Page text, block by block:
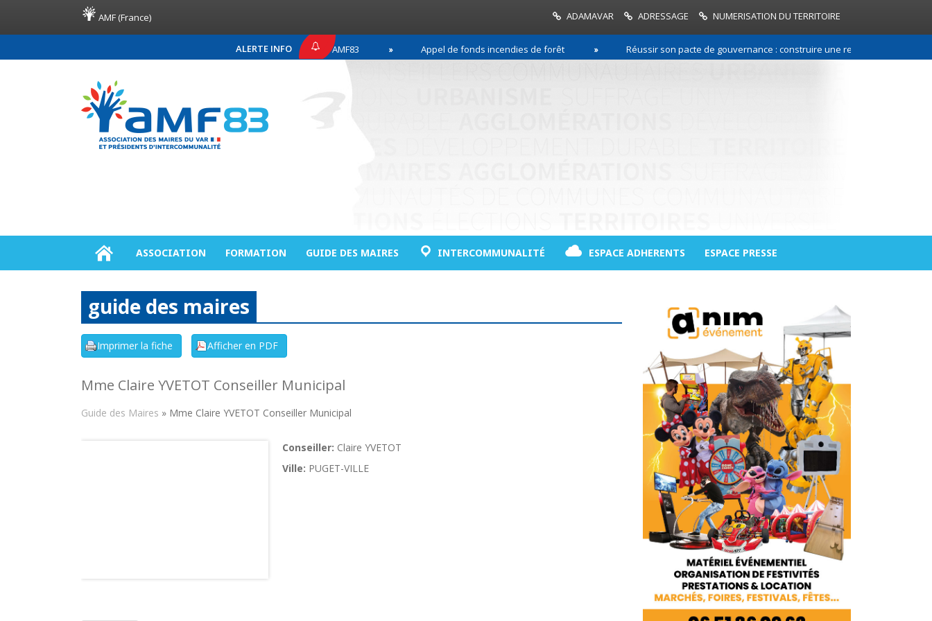
AMF (France) ADAMAVAR ADRESSAGE NUMERISATION DU TERRITOIRE
ALERTE INFO
COMMUNIQUÉ DE PRESSE AMF83 Appel de fonds incendies de forêt Réussir son pacte de gouvernance : construire une relation de confiance entre
ASSOCIATION FORMATION GUIDE DES MAIRES INTERCOMMUNALITÉ ESPACE ADHERENTS ESPACE PRESSE
guide des maires
Mme Claire YVETOT Conseiller Municipal
Guide des Maires » Mme Claire YVETOT Conseiller Municipal
Conseiller: Claire YVETOT
Ville: PUGET-VILLE